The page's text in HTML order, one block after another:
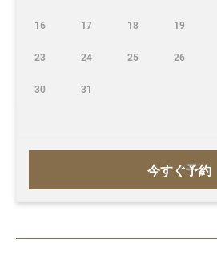
今すぐ予約
16 17 18 19
23 24 25 26
30 31